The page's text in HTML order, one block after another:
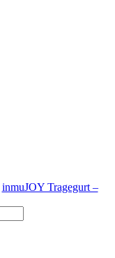
inmuJOY Tragegurt –